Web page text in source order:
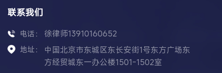
联系我们
电话： 徐律师13910160652
地址：
中国北京市东城区东长安街1号东方广场东
方经贸城东一办公楼1501-1502室